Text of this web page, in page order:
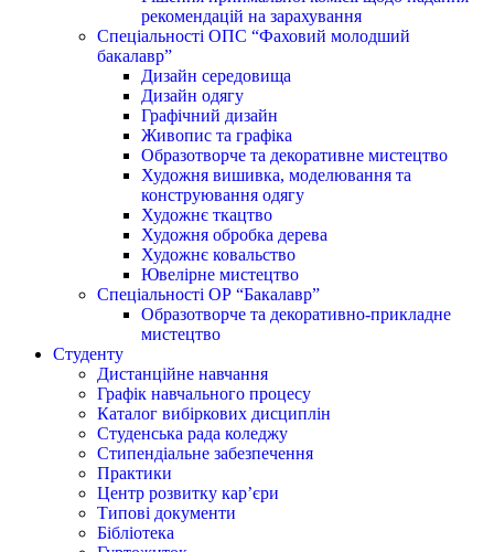
рекомендацій на зарахування
Спеціальності ОПС “Фаховий молодший
бакалавр”
Дизайн середовища
Дизайн одягу
Графічний дизайн
Живопис та графіка
Образотворче та декоративне мистецтво
Художня вишивка, моделювання та
конструювання одягу
Художнє ткацтво
Художня обробка дерева
Художнє ковальство
Ювелірне мистецтво
Спеціальності ОР “Бакалавр”
Образотворче та декоративно-прикладне
мистецтво
Студенту
Дистанційне навчання
Графік навчального процесу
Каталог вибіркових дисциплін
Студенська рада коледжу
Стипендіальне забезпечення
Практики
Центр розвитку кар’єри
Типові документи
Бібліотека